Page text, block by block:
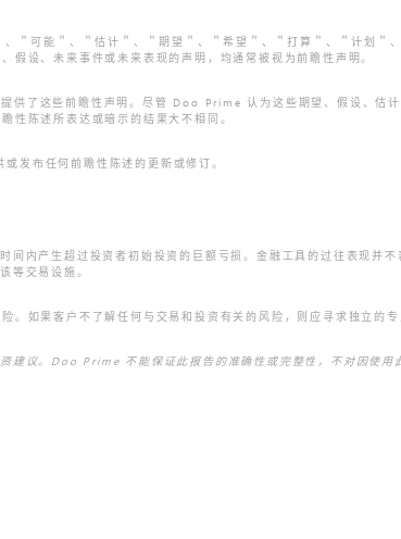
可能＂、＂估计＂、＂期望＂、＂希望＂、＂打算＂、＂计划＂
设、未来事件或未来表现的声明，均通常被视为前瞻性声明。
这些前瞻性声明。尽管 Doo Prime 认为这些期望、假设、估计
性陈述所表达或暗示的结果大不相同。
发布任何前瞻性陈述的更新或修订。
内产生超过投资者初始投资的巨额亏损。金融工具的过往表现并
等交易设施。
如果客户不了解任何与交易和投资有关的风险，则应寻求独立的
建议。Doo Prime 不能保证此报告的准确性或完整性，不对因使